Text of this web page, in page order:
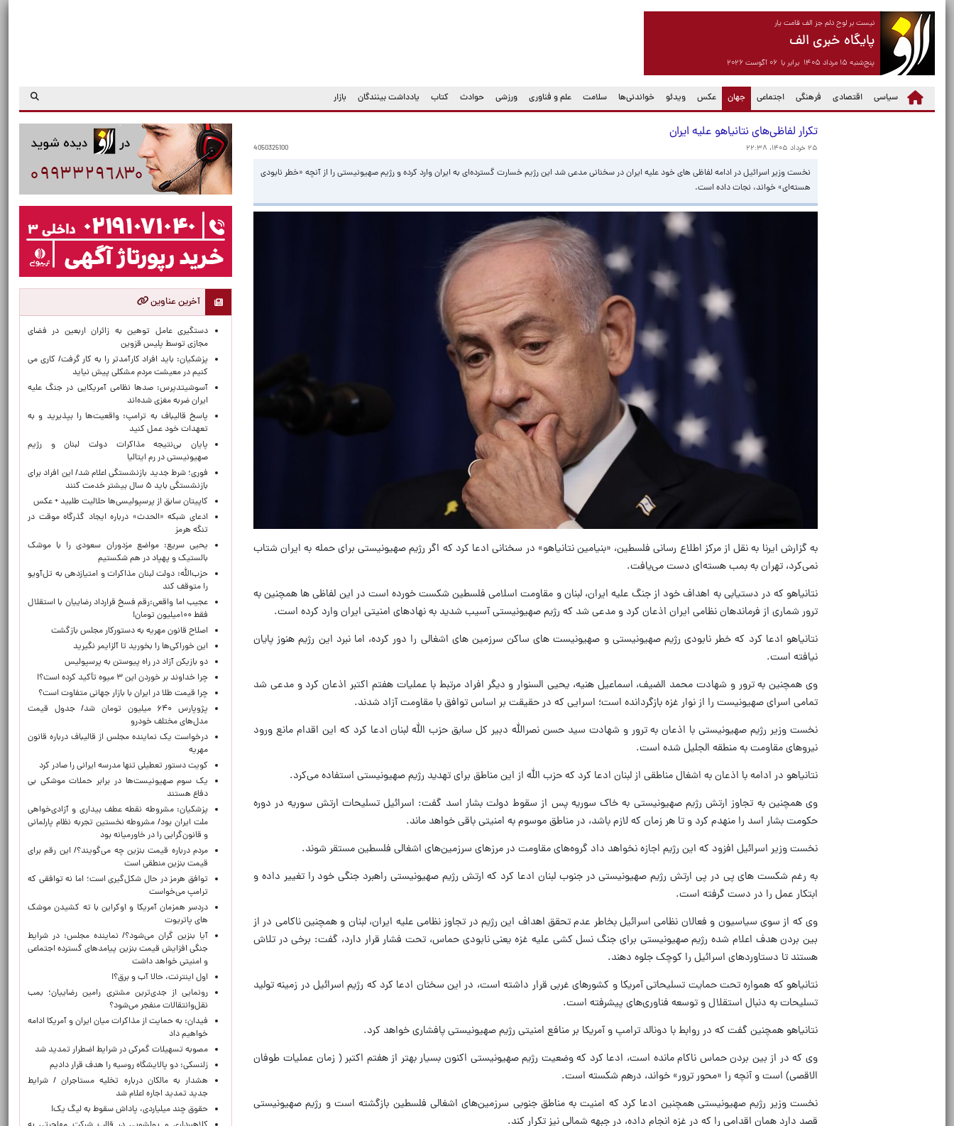
نیست بر لوح دلم جز الف قامت یار
پایگاه خبری الف
پنج‌شنبه ۱۵ مرداد ۱۴۰۵ برابر با ۰۶ آگوست ۲۰۲۶
سیاسی اقتصادی فرهنگی اجتماعی جهان
(current) عکس ویدئو خواندنی‌ها سلامت علم و فناوری ورزشی حوادث کتاب یادداشت بینندگان بازار
تکرار لفاظی‌های نتانیاهو علیه ایران
۲۵ خرداد ۱۴۰۵، ۲۲:۳۸ 4050325100
نخست وزیر اسرائیل در ادامه لفاظی های خود علیه ایران در سخنانی مدعی شد این رژیم خسارت گسترده‌ای به ایران وارد کرده و رژیم صهیونیستی را از آنچه «خطر نابودی
هسته‌ای» خواند، نجات داده است.
به گزارش ایرنا به نقل از مرکز اطلاع رسانی فلسطین، «بنیامین نتانیاهو» در سخنانی ادعا کرد که اگر رژیم صهیونیستی برای حمله به ایران شتاب
نمی‌کرد، تهران به بمب هسته‌ای دست می‌یافت.
نتانیاهو که در دستیابی به اهداف خود از جنگ علیه ایران، لبنان و مقاومت اسلامی فلسطین شکست خورده است در این لفاظی ها همچنین به
ترور شماری از فرماندهان نظامی ایران اذعان کرد و مدعی شد که رژیم صهیونیستی آسیب شدید به نهادهای امنیتی ایران وارد کرده است.
نتانیاهو ادعا کرد که خطر نابودی رژیم صهیونیستی و صهیونیست های ساکن سرزمین های اشغالی را دور کرده، اما نبرد این رژیم هنوز پایان
نیافته است.
وی همچنین به ترور و شهادت محمد الضیف، اسماعیل هنیه، یحیی السنوار و دیگر افراد مرتبط با عملیات هفتم اکتبر اذعان کرد و مدعی شد
تمامی اسرای صهیونیست را از نوار غزه بازگردانده است؛ اسرایی که در حقیقت بر اساس توافق با مقاومت آزاد شدند.
نخست وزیر رژیم صهیونیستی با اذعان به ترور و شهادت سید حسن نصرالله دبیر کل سابق حزب الله لبنان ادعا کرد که این اقدام مانع ورود
نیروهای مقاومت به منطقه الجلیل شده است.
نتانیاهو در ادامه با اذعان به اشغال مناطقی از لبنان ادعا کرد که حزب ‌الله از این مناطق برای تهدید رژیم صهیونیستی استفاده می‌کرد.
وی همچنین به تجاوز ارتش رژیم صهیونیستی به خاک سوریه پس از سقوط دولت بشار اسد گفت:‌ اسرائیل تسلیحات ارتش سوریه در دوره
حکومت بشار اسد را منهدم کرد و تا هر زمان که لازم باشد، در مناطق موسوم به امنیتی باقی خواهد ماند.
نخست وزیر اسرائیل افزود که این رژیم اجازه نخواهد داد گروه‌های مقاومت در مرزهای سرزمین‌های اشغالی فلسطین مستقر شوند.
به رغم شکست های پی در پی ارتش رژیم صهیونیستی در جنوب لبنان ادعا کرد که ارتش رژیم صهیونیستی راهبرد جنگی خود را تغییر داده و
ابتکار عمل را در دست گرفته است.
وی که از سوی سیاسیون و فعالان نظامی اسرائیل بخاطر عدم تحقق اهداف این رژیم در تجاوز نظامی علیه ایران، لبنان و همچنین ناکامی در از
بین بردن هدف اعلام شده رژیم صهیونیستی برای جنگ نسل کشی علیه غزه یعنی نابودی حماس، تحت فشار قرار دارد، گفت: برخی در تلاش
هستند تا دستاوردهای اسرائیل را کوچک جلوه دهند.
نتانیاهو که همواره تحت حمایت تسلیحاتی آمریکا و کشورهای غربی قرار داشته است، در این سخنان ادعا کرد که رژیم اسرائیل در زمینه تولید
تسلیحات به دنبال استقلال و توسعه فناوری‌های پیشرفته است.
نتانیاهو همچنین گفت که در روابط با دونالد ترامپ و آمریکا بر منافع امنیتی رژیم صهیونیستی پافشاری خواهد کرد.
وی که در از بین بردن حماس ناکام مانده است، ادعا کرد که وضعیت رژیم صهیونیستی اکنون بسیار بهتر از هفتم اکتبر ( زمان عملیات طوفان
الاقصی) است و آنچه را «محور ترور» خواند، درهم شکسته است.
نخست وزیر رژیم صهیونیستی همچنین ادعا کرد که امنیت به مناطق جنوبی سرزمین‌های اشغالی فلسطین بازگشته است و رژیم صهیونیستی
قصد دارد همان اقدامی را که در غزه انجام داده، در جبهه شمالی نیز تکرار کند.
آخرین عناوین
دستگیری عامل توهین به زائران اربعین در فضای
مجازی توسط پلیس قزوین
پزشکیان: باید افراد کارآمدتر را به کار گرفت/ کاری می
کنیم در معیشت مردم مشکلی پیش نیاید
آسوشیتدپرس: صدها نظامی آمریکایی در جنگ علیه
ایران ضربه مغزی شده‌اند
پاسخ قالیباف به ترامپ: واقعیت‌ها را بپذیرید و به
تعهدات خود عمل کنید
پایان بی‌نتیجه مذاکرات دولت لبنان و رژیم
صهیونیستی در رم ایتالیا
فوری؛ شرط جدید بازنشستگی اعلام شد/ این افراد برای
بازنشستگی باید ۵ سال بیشتر خدمت کنند
کاپیتان سابق از پرسپولیسی‌ها حلالیت طلبید + عکس
ادعای شبکه «الحدث» درباره ایجاد گذرگاه موقت در
تنگه هرمز
یحیی سریع: مواضع مزدوران سعودی را با موشک
بالستیک و پهپاد در هم شکستیم
حزب‌الله: دولت لبنان مذاکرات و امتیازدهی به تل‌آویو
را متوقف کند
عجیب اما واقعی:رقم فسخ قرارداد رضاییان با استقلال
فقط ۱۰۰میلیون تومان!
اصلاح قانون مهریه به دستورکار مجلس بازگشت
این خوراکی‌ها را بخورید تا آلزایمر نگیرید
دو بازیکن آزاد در راه پیوستن به پرسپولیس
چرا خداوند بر خوردن این ۳ میوه تأکید کرده است؟!
چرا قیمت طلا در ایران با بازار جهانی متفاوت است؟
پژوپارس ۶۴۰ میلیون تومان شد/ جدول قیمت
مدل‌های مختلف خودرو
درخواست یک نماینده مجلس از قالیباف درباره قانون
مهریه
کویت دستور تعطیلی تنها مدرسه ایرانی را صادر کرد
یک‌ سوم صهیونیست‌ها در برابر حملات موشکی بی
دفاع هستند
پزشکیان: مشروطه نقطه عطف بیداری و آزادی‌خواهی
ملت ایران بود/ مشروطه نخستین تجربه نظام پارلمانی
و قانون‌گرایی را در خاورمیانه بود
مردم درباره قیمت بنزین چه می‌گویند؟/ این رقم برای
قیمت بنزین منطقی است
توافق هرمز در حال شکل‌گیری است؛ اما نه توافقی که
ترامپ می‌خواست
دردسر همزمان آمریکا و اوکراین با ته کشیدن موشک
های پاتریوت
آیا بنزین گران می‌شود؟/ نماینده مجلس: در شرایط
جنگی افزایش قیمت بنزین پیامدهای گسترده اجتماعی
و امنیتی خواهد داشت
اول اینترنت، حالا آب و برق؟!
رونمایی از جدی‌ترین مشتری رامین رضاییان؛ بمب
نقل‌وانتقالات منفجر می‌شود؟
فیدان: به حمایت از مذاکرات میان ایران و آمریکا ادامه
خواهیم داد
مصوبه تسهیلات گمرکی در شرایط اضطرار تمدید شد
زلنسکی: دو پالایشگاه روسیه را هدف قرار دادیم
هشدار به مالکان درباره تخلیه مستاجران / شرایط
جدید تمدید اجاره اعلام شد
حقوق چند میلیاردی، پاداش سقوط به لیگ یک!